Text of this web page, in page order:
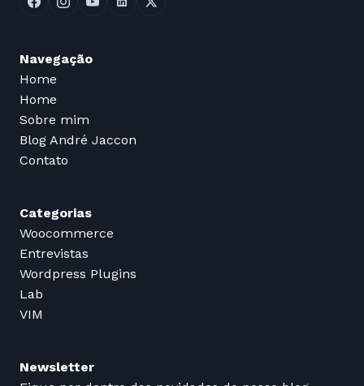
Navegação
Home
Home
Sobre mim
Blog André Jaccon
Contato
Categorias
Woocommerce
Entrevistas
Wordpress Plugins
Lab
VIM
Newsletter